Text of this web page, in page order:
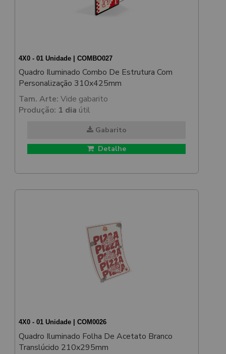
4X0 - 01 Unidade | COMBO027
Quadro Iluminado Combo De Estrutura Com
Personalização 310x425mm
Tam. Arte: Vide gabarito
Produção: 1 dia útil
Gabarito
Detalhe
4X0 - 01 Unidade | COM0026
Quadro Iluminado Folha De Acetato Branco
Translúcido 210x295mm